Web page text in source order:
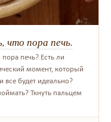
что пора печь.
пора печь? Есть ли
момент, который
все будет идеально?
Ткнуть пальцем